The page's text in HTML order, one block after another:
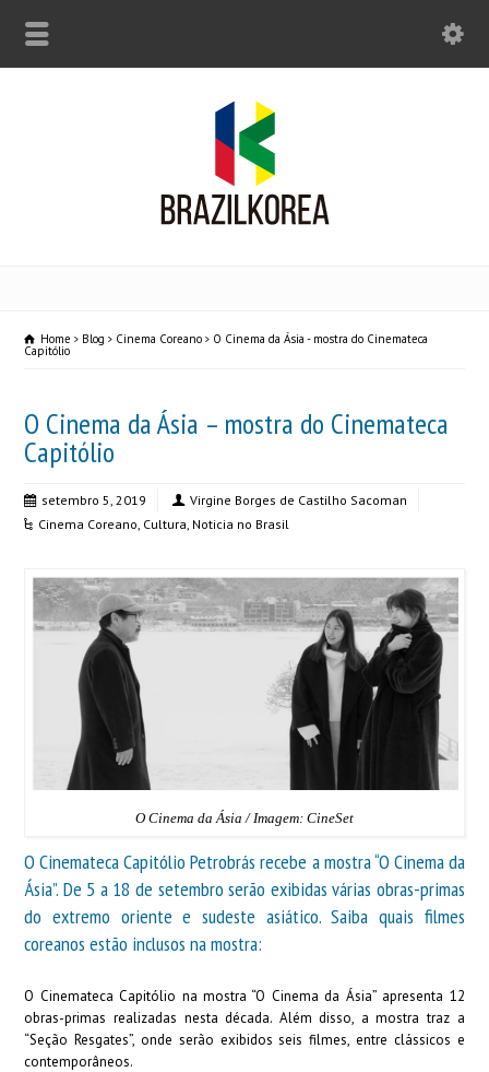
Home Blog Cinema Coreano O Cinema da Ásia - mostra do Cinemateca
Capitólio
O Cinema da Ásia – mostra do Cinemateca
Capitólio
setembro 5, 2019
Virgine Borges de Castilho Sacoman
Cinema Coreano, Cultura, Noticia no Brasil
O Cinema da Ásia / Imagem: CineSet
O Cinemateca Capitólio Petrobrás recebe a mostra “O Cinema da
Ásia”. De 5 a 18 de setembro serão exibidas várias obras-primas
do extremo oriente e sudeste asiático. Saiba quais filmes
coreanos estão inclusos na mostra:
O Cinemateca Capitólio na mostra “O Cinema da Ásia” apresenta 12
obras-primas realizadas nesta década. Além disso, a mostra traz a
“Seção Resgates”, onde serão exibidos seis filmes, entre clássicos e
contemporâneos.